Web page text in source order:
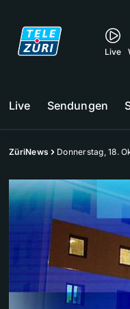
Live
Live Sendungen
ZüriNews Donnerstag, 18.